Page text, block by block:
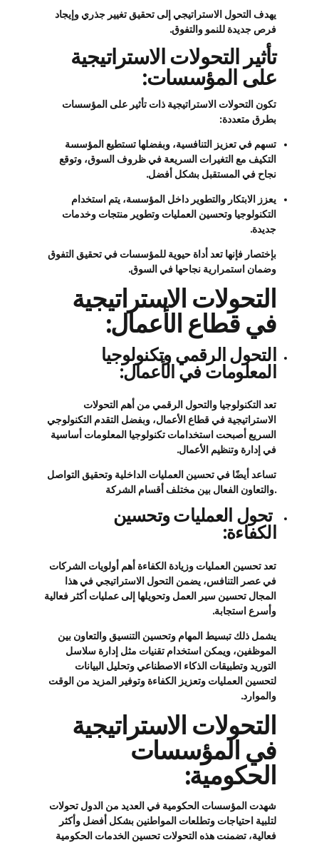
يهدف التحول الاستراتيجي إلى تحقيق تغيير جذري وإيجاد
فرص جديدة للنمو والتفوق.
تأثير التحولات الاستراتيجية
على المؤسسات:
تكون التحولات الاستراتيجية ذات تأثير على المؤسسات
بطرق متعددة:
تسهم في تعزيز التنافسية، وبفضلها تستطيع المؤسسة
التكيف مع التغيرات السريعة في ظروف السوق، وتوقع
نجاح في المستقبل بشكل أفضل.
يعزز الابتكار والتطوير داخل المؤسسة، يتم استخدام
التكنولوجيا وتحسين العمليات وتطوير منتجات وخدمات
جديدة.
بإختصار فإنها تعد أداة حيوية للمؤسسات في تحقيق التفوق
وضمان استمرارية نجاحها في السوق.
التحولات الاستراتيجية
في قطاع الأعمال:
التحول الرقمي وتكنولوجيا
المعلومات في الأعمال:
تعد التكنولوجيا والتحول الرقمي من أهم التحولات
الاستراتيجية في قطاع الأعمال، وبفضل التقدم التكنولوجي
السريع أصبحت استخدامات تكنولوجيا المعلومات أساسية
في إدارة وتنظيم الأعمال.
تساعد أيضًا في تحسين العمليات الداخلية وتحقيق التواصل
والتعاون الفعال بين مختلف أقسام الشركة.
تحول العمليات وتحسين
الكفاءة:
تعد تحسين العمليات وزيادة الكفاءة أهم أولويات الشركات
في عصر التنافس، يضمن التحول الاستراتيجي في هذا
المجال تحسين سير العمل وتحويلها إلى عمليات أكثر فعالية
وأسرع استجابة.
يشمل ذلك تبسيط المهام وتحسين التنسيق والتعاون بين
الموظفين، ويمكن استخدام تقنيات مثل إدارة سلاسل
التوريد وتطبيقات الذكاء الاصطناعي وتحليل البيانات
لتحسين العمليات وتعزيز الكفاءة وتوفير المزيد من الوقت
والموارد.
التحولات الاستراتيجية
في المؤسسات
الحكومية:
شهدت المؤسسات الحكومية في العديد من الدول تحولات
لتلبية احتياجات وتطلعات المواطنين بشكل أفضل وأكثر
فعالية، تضمنت هذه التحولات تحسين الخدمات الحكومية